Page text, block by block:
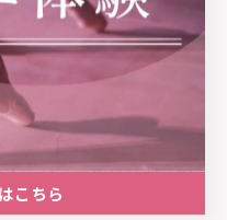
きた」といった声も寄
は、日常に彩りを添え
新たな発見にもつなが
ケジュール管理や、教
が大切です。自分のペ
こちら